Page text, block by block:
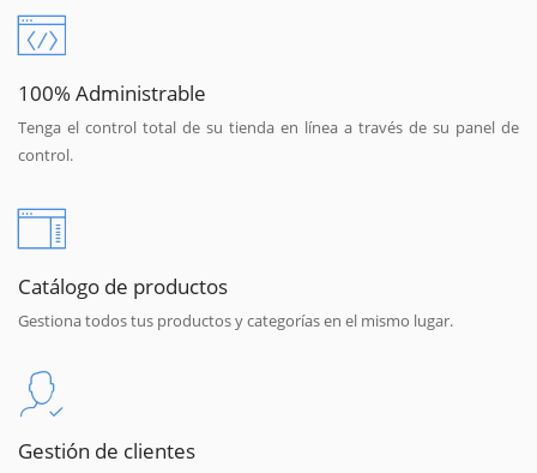
100% Administrable
Tenga el control total de su tienda en línea a través de su panel de
control.
Catálogo de productos
Gestiona todos tus productos y categorías en el mismo lugar.
Gestión de clientes